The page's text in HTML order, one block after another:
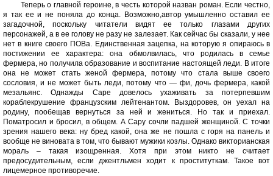
Теперь о главной героине, в честь которой назван роман. Если честно,
я так ее и не поняла до конца. Возможно,автор умышленно оставил ее
загадочной, поскольку читатели видят ее только глазами других
персонажей, а в ее голову не разу не залезает. Как сейчас бы сказали, у нее
нет в книге своего ПОВа. Единственная зацепка, на которую я опираюсь в
постижении ее характера: она обмолвилась, что родилась в семье
фермера, но получила образование и воспитание настоящей леди. В итоге
она не может стать женой фермера, потому что стала выше своего
сословия, и не может быть леди, потому что — фи, дочь фермера, какой
мезальянс. Однажды Саре довелось ухаживать за потерпевшим
кораблекрушение французским лейтенантом. Выздоровев, он уехал на
родину, пообещав вернуться за ней и жениться. Но так и приехал.
Поматросил и бросил, в общем. А Сару сочли падшей женщиной. С точки
зрения нашего века: ну бред какой, она же не пошла с горя на панель и
вообще не виновата в том, что бывают мужики козлы. Однако викторианская
мораль – такая изощренная. Хотя при этом никто не считает
предосудительным, если джентльмен ходит к проституткам. Такое вот
лицемерное противоречие.